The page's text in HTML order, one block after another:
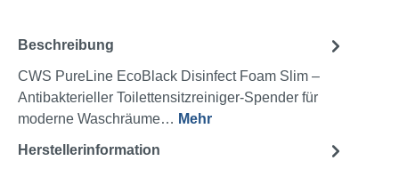
Beschreibung
CWS PureLine EcoBlack Disinfect Foam Slim –
Antibakterieller Toilettensitzreiniger-Spender für
moderne Waschräume… Mehr
Herstellerinformation